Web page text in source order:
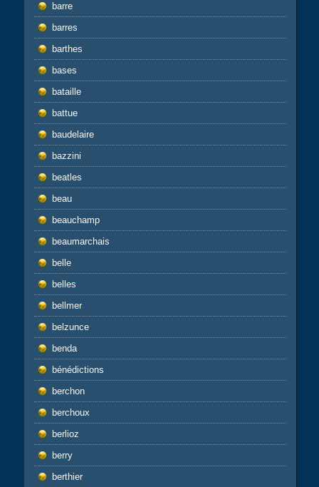
barre
barres
barthes
bases
bataille
battue
baudelaire
bazzini
beatles
beau
beauchamp
beaumarchais
belle
belles
bellmer
belzunce
benda
bénédictions
berchon
berchoux
berlioz
berry
berthier